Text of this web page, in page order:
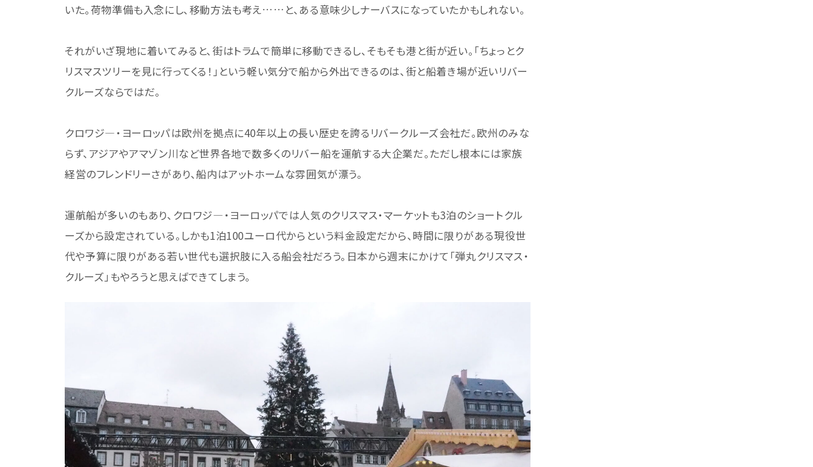
いた。荷物準備も入念にし、移動方法も考え……と、ある意味少しナーバスになっていたかもしれない。
それがいざ現地に着いてみると、街はトラムで簡単に移動できるし、そもそも港と街が近い。「ちょっとク
リスマスツリーを見に行ってくる！」という軽い気分で船から外出できるのは、街と船着き場が近いリバー
クルーズならではだ。
クロワジ―・ヨーロッパは欧州を拠点に40年以上の長い歴史を誇るリバークルーズ会社だ。欧州のみな
らず、アジアやアマゾン川など世界各地で数多くのリバー船を運航する大企業だ。ただし根本には家族
経営のフレンドリーさがあり、船内はアットホームな雰囲気が漂う。
運航船が多いのもあり、クロワジ―・ヨーロッパでは人気のクリスマス・マーケットも3泊のショートクル
ーズから設定されている。しかも1泊100ユーロ代からという料金設定だから、時間に限りがある現役世
代や予算に限りがある若い世代も選択肢に入る船会社だろう。日本から週末にかけて「弾丸クリスマス・
クルーズ」もやろうと思えばできてしまう。